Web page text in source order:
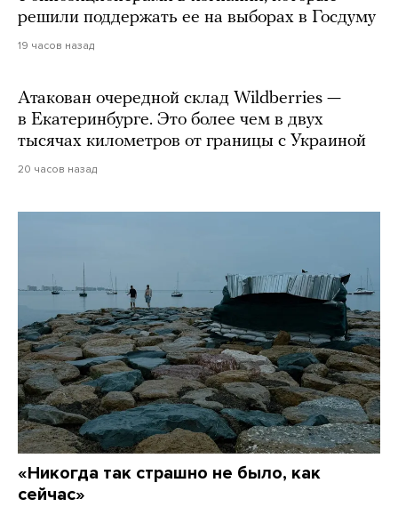
решили поддержать ее на выборах в Госдуму
19 часов назад
Атакован очередной склад Wildberries —
в Екатеринбурге. Это более чем в двух
тысячах километров от границы с Украиной
20 часов назад
«Никогда так страшно не было, как
сейчас»